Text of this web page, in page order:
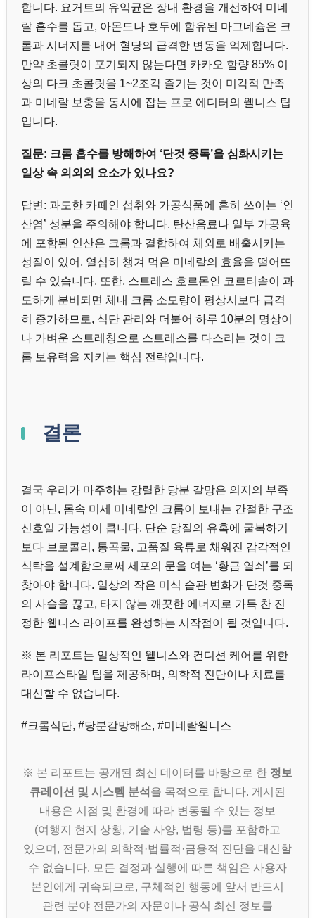
합니다. 요거트의 유익균은 장내 환경을 개선하여 미네
랄 흡수를 돕고, 아몬드나 호두에 함유된 마그네슘은 크
롬과 시너지를 내어 혈당의 급격한 변동을 억제합니다.
만약 초콜릿이 포기되지 않는다면 카카오 함량 85% 이
상의 다크 초콜릿을 1~2조각 즐기는 것이 미각적 만족
과 미네랄 보충을 동시에 잡는 프로 에디터의 웰니스 팁
입니다.
질문: 크롬 흡수를 방해하여 ‘단것 중독’을 심화시키는
일상 속 의외의 요소가 있나요?
답변: 과도한 카페인 섭취와 가공식품에 흔히 쓰이는 ‘인
산염’ 성분을 주의해야 합니다. 탄산음료나 일부 가공육
에 포함된 인산은 크롬과 결합하여 체외로 배출시키는
성질이 있어, 열심히 챙겨 먹은 미네랄의 효율을 떨어뜨
릴 수 있습니다. 또한, 스트레스 호르몬인 코르티솔이 과
도하게 분비되면 체내 크롬 소모량이 평상시보다 급격
히 증가하므로, 식단 관리와 더불어 하루 10분의 명상이
나 가벼운 스트레칭으로 스트레스를 다스리는 것이 크
롬 보유력을 지키는 핵심 전략입니다.
결론
결국 우리가 마주하는 강렬한 당분 갈망은 의지의 부족
이 아닌, 몸속 미세 미네랄인 크롬이 보내는 간절한 구조
신호일 가능성이 큽니다. 단순 당질의 유혹에 굴복하기
보다 브로콜리, 통곡물, 고품질 육류로 채워진 감각적인
식탁을 설계함으로써 세포의 문을 여는 ‘황금 열쇠’를 되
찾아야 합니다. 일상의 작은 미식 습관 변화가 단것 중독
의 사슬을 끊고, 타지 않는 깨끗한 에너지로 가득 찬 진
정한 웰니스 라이프를 완성하는 시작점이 될 것입니다.
※ 본 리포트는 일상적인 웰니스와 컨디션 케어를 위한
라이프스타일 팁을 제공하며, 의학적 진단이나 치료를
대신할 수 없습니다.
#크롬식단, #당분갈망해소, #미네랄웰니스
※ 본 리포트는 공개된 최신 데이터를 바탕으로 한 정보
큐레이션 및 시스템 분석 을 목적으로 합니다. 게시된
내용은 시점 및 환경에 따라 변동될 수 있는 정보
(여행지 현지 상황, 기술 사양, 법령 등)를 포함하고
있으며, 전문가의 의학적·법률적·금융적 진단을 대신할
수 없습니다. 모든 결정과 실행에 따른 책임은 사용자
본인에게 귀속되므로, 구체적인 행동에 앞서 반드시
관련 분야 전문가의 자문이나 공식 최신 정보를